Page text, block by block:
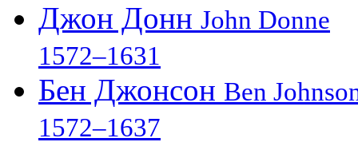
Джон Донн John Donne
1572–1631
Бен Джонсон Ben
1572–1637